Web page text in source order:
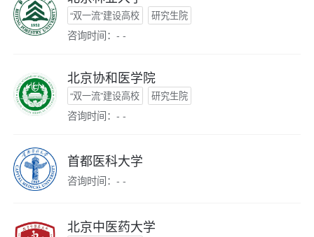
“双一流”建设高校 研究生院
咨询时间：- -
北京协和医学院
“双一流”建设高校 研究生院
咨询时间：- -
首都医科大学
咨询时间：- -
北京中医药大学